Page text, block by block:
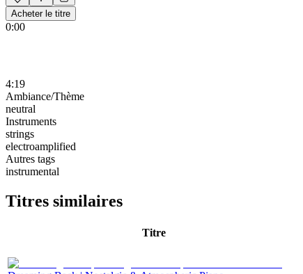
Acheter le titre
0:00
4:19
Ambiance/Thème
neutral
Instruments
strings
electroamplified
Autres tags
instrumental
Titres similaires
Titre